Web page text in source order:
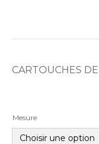
CARTOUCHES
Mesure